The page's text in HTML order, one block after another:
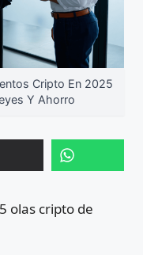
Cripto En 2025
Y Ahorro
olas cripto de